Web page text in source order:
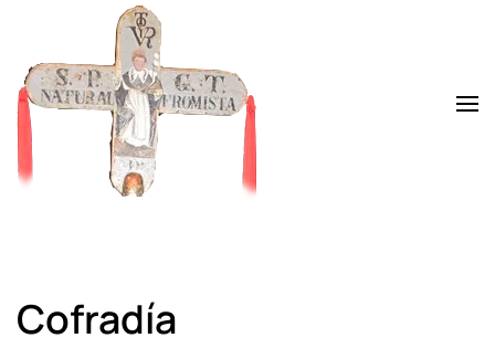
Skip to main content
Cofradía